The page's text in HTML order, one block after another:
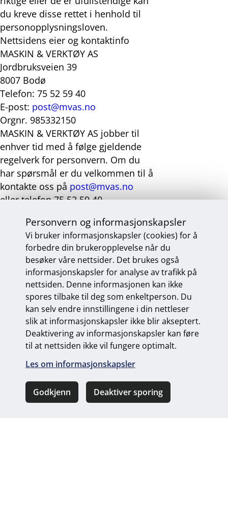
Personvern og informasjonskapsler
Vi bruker informasjonskapsler (cookies) for å
forbedre din brukeropplevelse når du
besøker våre nettsider. Det brukes også
informasjonskapsler for analyse av trafikk på
nettsiden. Denne informasjonen kan ikke
spores tilbake til deg som enkeltperson. Du
kan selv endre innstillingene i din nettleser
slik at informasjonskapsler ikke blir akseptert.
Deaktivering av informasjonskapsler kan føre
til at nettsiden ikke vil fungere optimalt.
Les om informasjonskapsler
Godkjenn Deaktiver sporing
Ring oss Kontakt oss
du kreve disse rettet i henhold til
personopplysningsloven.
Nettsidens eier og kontaktinfo
MASKIN & VERKTØY AS
Jordbruksveien 39
8007 Bodø
Telefon: 75 52 59 40
E-post: post@mvas.no
Orgnr. 985332150
MASKIN & VERKTØY AS jobber til
enhver tid med å følge gjeldende
regelverk for personvern. Om du
har spørsmål er du velkommen til å
kontakte oss på post@mvas.no
eller telefon 75 52 59 40.
Del med andre:
Del
på
Facebook
Del
på
Twitter
Del
på
LinkedIn
Del
på
E-
post
Maskin & Verktøy AS
Jordbruksveien 39, 8007 Bodø • Tlf 75 52 59 40 • Fax
75 52 59 02 • post@mvas.no Se våre åpningstider
Sosiale
medier
Endre personvernsinnstillinger